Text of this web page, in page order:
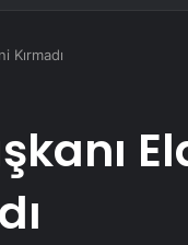
Kırmadı